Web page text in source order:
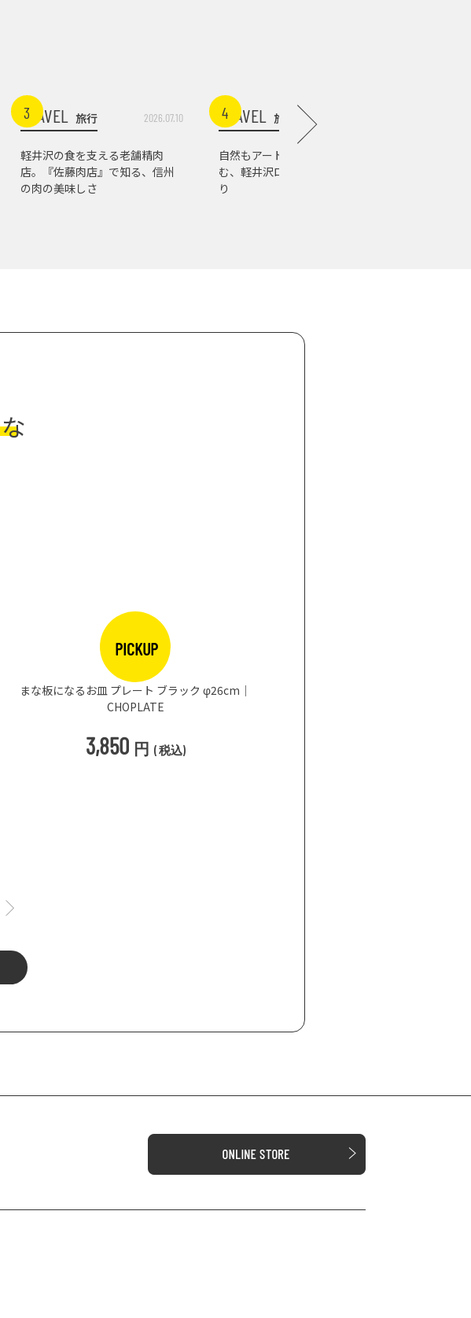
3
TRAVEL 旅行 2026.07.10
軽井沢の食を支える老舗精肉
店。『佐藤肉店』で知る、信州
の肉の美味しさ
4
TRAVEL 旅行
自然もアートもグルメも楽し
む、軽井沢ローカルスポット巡
り
な
PICKUP
まな板になるお皿 プレート ブラック φ26cm｜
CHOPLATE
3,850 円 (税込)